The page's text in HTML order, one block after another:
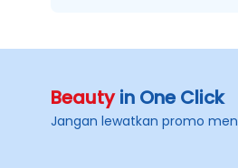
Beautyin One Click
Jangan lewatkan promo